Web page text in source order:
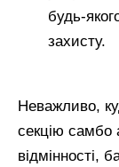
будь-
захисту.
Неважливо,
секцію самбо
відмінності,